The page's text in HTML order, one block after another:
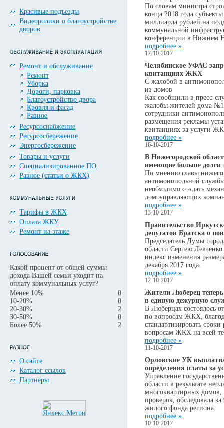
Красивые подъезды
Видеоролики о благоустройстве
дворов
Ремонт и обслуживание
Ремонт
Уборка
Дороги, парковка
Благоустройство двора
Кровля и фасад
Разное
Ресурсоснабжение
Ресурсосбережение
Энергосбережение
Товары и услуги
Специализированное ПО
Разное (статьи о ЖКХ)
Тарифы в ЖКХ
Оплата ЖКУ
Ремонт на этаже
Какой процент от общей суммы
дохода Вашей семьи уходит на
оплату коммунальных услуг?
Менее 10%
0
10-20%
0
20-30%
2
30-50%
0
Более 50%
2
О сайте
Каталог ссылок
Партнеры
По словам министра
конца 2018 года
миллиарда рублей на
коммунальной
конференции в Нижнем
подробнее »
17-10-2017
Челябинское УФАС
квитанциях ЖКХ
С жалобой в
из домов
Как сообщили в пресс-
жалобы жителей дома
сотрудники
размещения рекламы
квитанциях за услуги
подробнее »
16-10-2017
В Нижегородской
имеющие больше долги
По мнению главы
антимонопольной
необходимо создать
домоуправляющих
подробнее »
13-10-2017
Правительство
депутатов Братска о
Председатель Думы
области Сергею
индекс изменения
декабря 2017 года.
подробнее »
12-10-2017
Жители Люберец
в единую дежурную
В Люберцах состоялось
по вопросам ЖКХ,
стандартизировать
вопросам ЖКХ на всей
подробнее »
11-10-2017
Орловские УК
определения платы за
Управление
области в результате
многоквартирных домов,
проверок, обследовала
жилого фонда региона.
подробнее »
10-10-2017